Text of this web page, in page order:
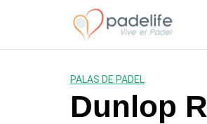
PALAS DE PADEL
Dunlop